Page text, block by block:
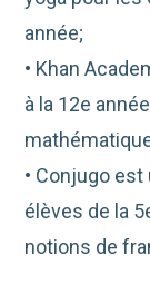
année;
• Khan
à la 12e
• Conjugo
élèves de la
notions de